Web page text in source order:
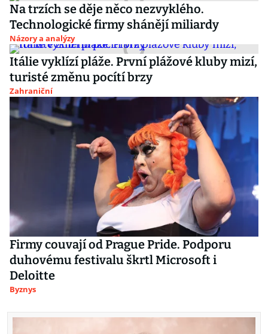
Na trzích se děje něco nezvyklého.
Technologické firmy shánějí miliardy
Názory a analýzy
Itálie vyklízí pláže. První plážové kluby mizí,
turisté změnu pocítí brzy
Zahraniční
Firmy couvají od Prague Pride. Podporu
duhovému festivalu škrtl Microsoft i
Deloitte
Byznys